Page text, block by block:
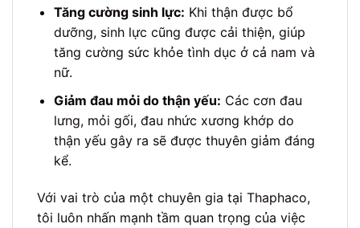
Tăng cường sinh lực: Khi thận được bổ
dưỡng, sinh lực cũng được cải thiện, giúp
tăng cường sức khỏe tình dục ở cả nam và
nữ.
Giảm đau mỏi do thận yếu: Các cơn đau
lưng, mỏi gối, đau nhức xương khớp do
thận yếu gây ra sẽ được thuyên giảm đáng
kể.
Với vai trò của một chuyên gia tại Thaphaco,
tôi luôn nhấn mạnh tầm quan trọng của việc